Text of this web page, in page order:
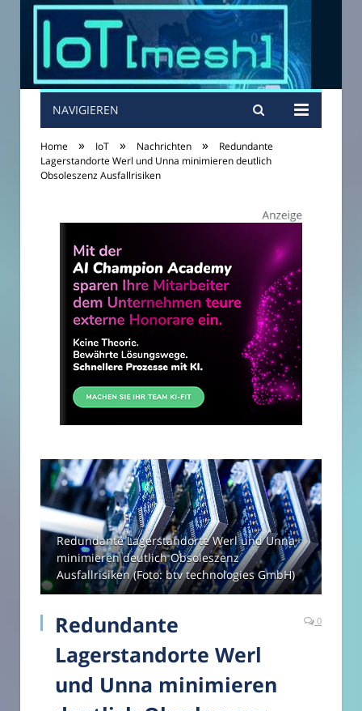
NAVIGIEREN
Home » IoT » Nachrichten »
Redundante
Lagerstandorte Werl und Unna minimieren deutlich
Obsoleszenz Ausfallrisiken
Redundante Lagerstandorte Werl und Unna
minimieren deutlich Obsoleszenz
Ausfallrisiken (Foto: btv technologies GmbH)
Redundante
Lagerstandorte Werl
und Unna minimieren
0